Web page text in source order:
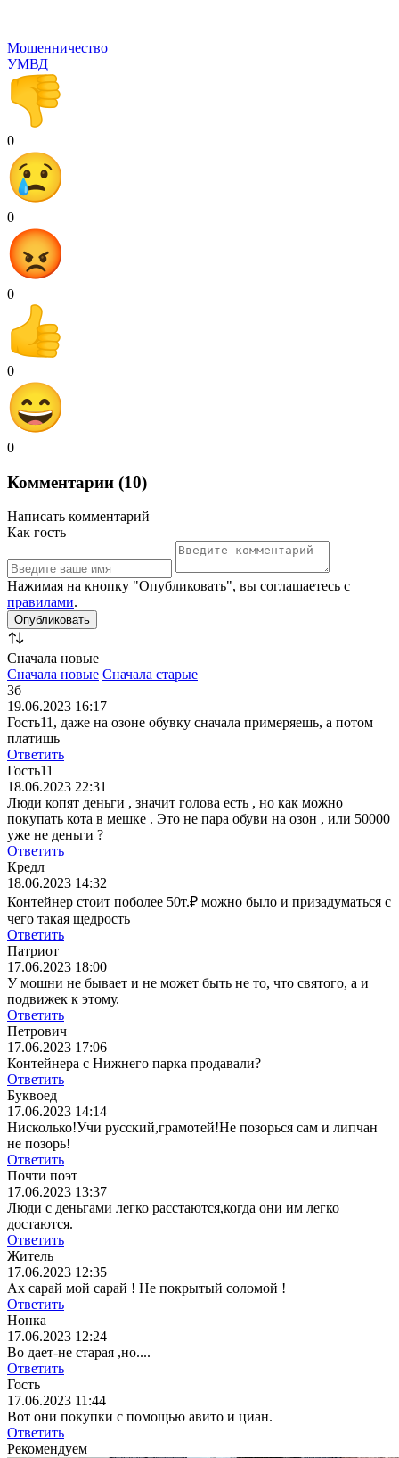
Мошенничество
УМВД
0
0
0
0
0
Комментарии (10)
Написать комментарий
Как гость
Нажимая на кнопку "Опубликовать", вы соглашаетесь с
правилами.
Сначала новые
Сначала новые Сначала старые
3б
19.06.2023 16:17
Гость11, даже на озоне обувку сначала примеряешь, а потом
платишь
Ответить
Гость11
18.06.2023 22:31
Люди копят деньги , значит голова есть , но как можно
покупать кота в мешке . Это не пара обуви на озон , или 50000
уже не деньги ?
Ответить
Кредл
18.06.2023 14:32
Контейнер стоит поболее 50т.₽ можно было и призадуматься с
чего такая щедрость
Ответить
Патриот
17.06.2023 18:00
У мошни не бывает и не может быть не то, что святого, а и
подвижек к этому.
Ответить
Петрович
17.06.2023 17:06
Контейнера с Нижнего парка продавали?
Ответить
Буквоед
17.06.2023 14:14
Нисколько!Учи русский,грамотей!Не позорься сам и липчан
не позорь!
Ответить
Почти поэт
17.06.2023 13:37
Люди с деньгами легко расстаются,когда они им легко
достаются.
Ответить
Житель
17.06.2023 12:35
Ах сарай мой сарай ! Не покрытый соломой !
Ответить
Нонка
17.06.2023 12:24
Во дает-не старая ,но....
Ответить
Гость
17.06.2023 11:44
Вот они покупки с помощью авито и циан.
Ответить
Рекомендуем